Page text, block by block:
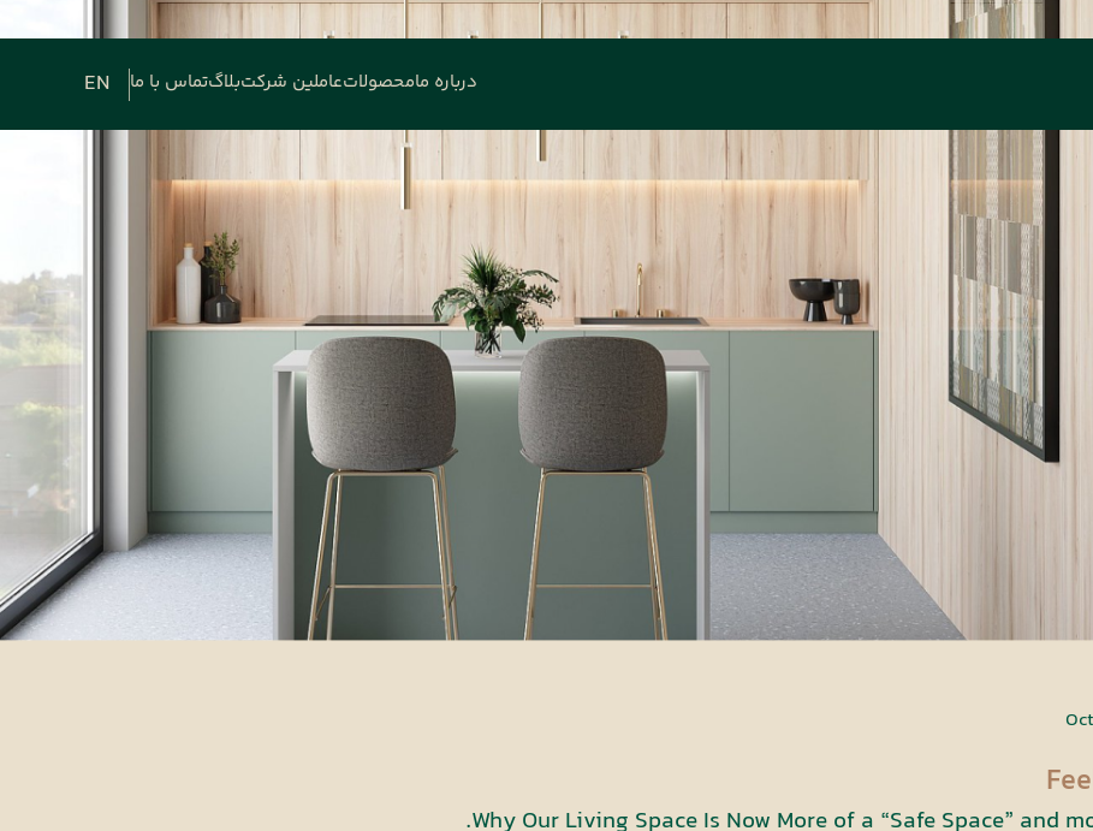
درباره مامحصولاتعاملین شرکتبلاگتماس با ما EN
Why Our Living Space Is Now More of a “Safe Space” and